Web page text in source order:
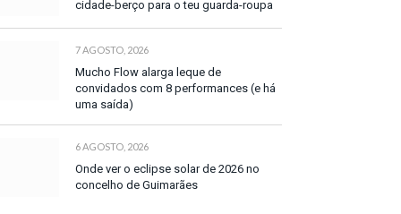
cidade-berço para o teu guarda-roupa
7 AGOSTO, 2026
Mucho Flow alarga leque de
convidados com 8 performances (e há
uma saída)
6 AGOSTO, 2026
Onde ver o eclipse solar de 2026 no
concelho de Guimarães